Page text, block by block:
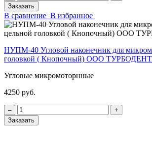
Заказать
В сравнение В избранное
НУПМ-40 Угловой наконечник для
головкой ( Кнопочный) ООО
Угловые микромоторнные
4250 руб.
‒
+
Заказать